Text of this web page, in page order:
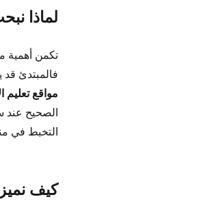
لماذا
تكمن أهمية
فالمبتدئ قد
مواقع تعليم
الصحيح عند
التخبط في
كيف